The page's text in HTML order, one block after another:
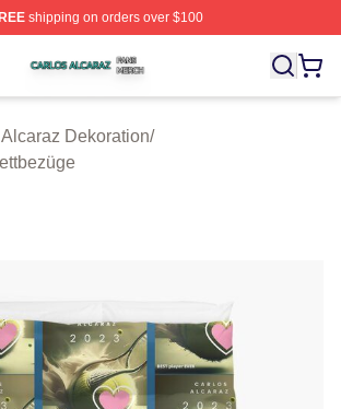
shipping on orders over $100
Shop ⚡️ Officially Licensed Carlos
Dekoration/